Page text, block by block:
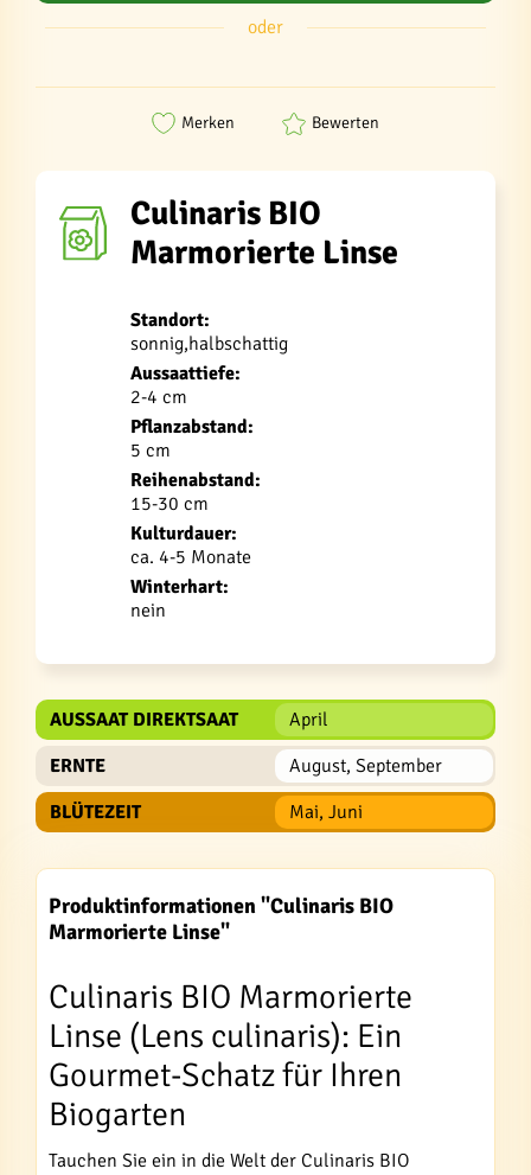
oder
Merken Bewerten
Culinaris BIO
Marmorierte Linse
Standort:
sonnig,halbschattig
Aussaattiefe:
2-4 cm
Pflanzabstand:
5 cm
Reihenabstand:
15-30 cm
Kulturdauer:
ca. 4-5 Monate
Winterhart:
nein
AUSSAAT DIREKTSAAT
April
ERNTE
August, September
BLÜTEZEIT
Mai, Juni
Produktinformationen "Culinaris BIO
Marmorierte Linse"
Culinaris BIO Marmorierte
Linse (Lens culinaris): Ein
Gourmet-Schatz für Ihren
Biogarten
Tauchen Sie ein in die Welt der Culinaris BIO